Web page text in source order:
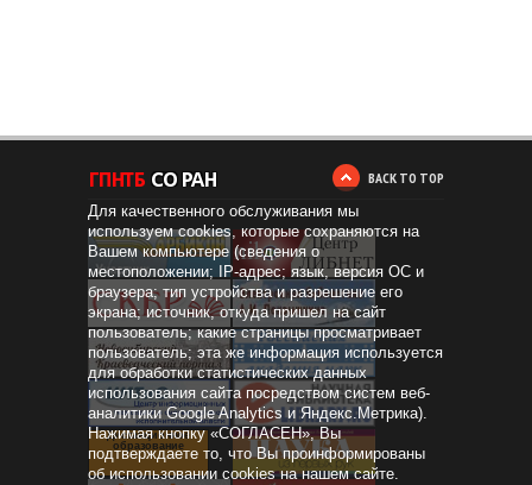
BACK TO TOP
Дистанционное
образование
Для качественного обслуживания мы
используем cookies, которые сохраняются на
Вашем компьютере (сведения о
местоположении; IP-адрес; язык, версия ОС и
браузера; тип устройства и разрешение его
экрана; источник, откуда пришел на сайт
пользователь; какие страницы просматривает
пользователь; эта же информация используется
для обработки статистических данных
использования сайта посредством систем веб-
аналитики Google Analytics и Яндекс.Метрика).
Нажимая кнопку «СОГЛАСЕН», Вы
подтверждаете то, что Вы проинформированы
об использовании cookies на нашем сайте.